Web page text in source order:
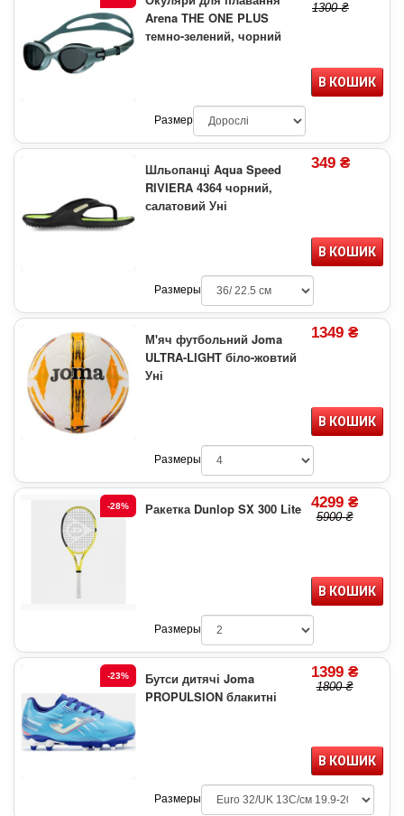
Arena THE ONE PLUS
темно-зелений, чорний
1300 ₴
В КОШИК
Размер
Шльопанці Aqua Speed
RIVIERA 4364 чорний,
салатовий Уні
349 ₴
В КОШИК
Размеры
М'яч футбольний Joma
ULTRA-LIGHT біло-жовтий
Уні
1349 ₴
В КОШИК
Размеры
-28% Ракетка Dunlop SX 300 Lite 4299 ₴
5900 ₴
В КОШИК
Размеры
-23%
Бутси дитячі Joma
PROPULSION блакитні
1399 ₴
1800 ₴
В КОШИК
Размеры